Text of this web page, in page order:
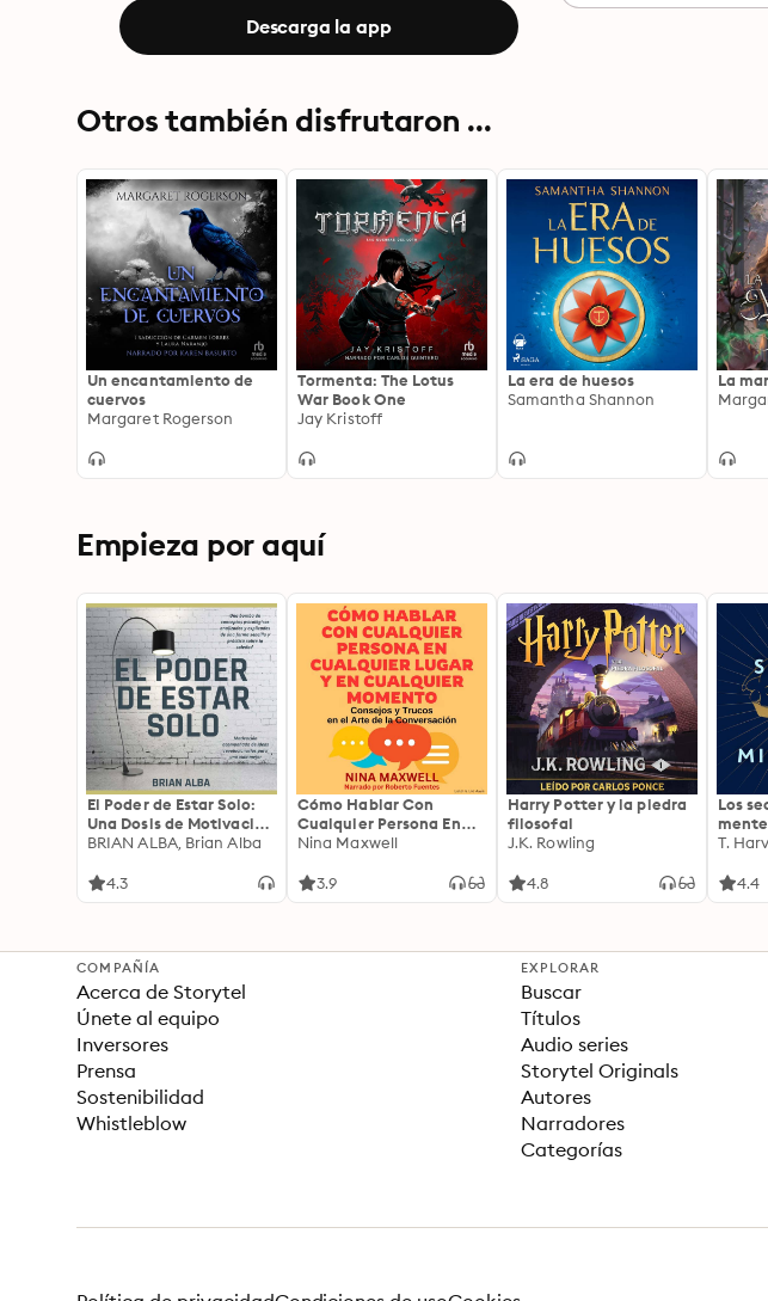
Descarga la app
Otros también disfrutaron ...
Un encantamiento de
cuervos
Margaret Rogerson
Tormenta: The Lotus
War Book One
Jay Kristoff
La era de huesos
Samantha Shannon
La
Empieza por aquí
El Poder de Estar Solo:
Una Dosis de Motivación
Acompañada de Ideas
una Vida Mejor
BRIAN ALBA, Brian Alba
4.3
Cómo Hablar Con
Cualquier Persona En
Cualquier Lugar Y En
Nina Maxwell
3.9
Harry Potter y la piedra
filosofal
J.K. Rowling
4.8
Los
T.
4.4
COMPAÑÍA
Acerca de Storytel
Únete al equipo
Inversores
Prensa
Sostenibilidad
Whistleblow
EXPLORAR
Buscar
Títulos
Audio series
Storytel Originals
Autores
Narradores
Categorías